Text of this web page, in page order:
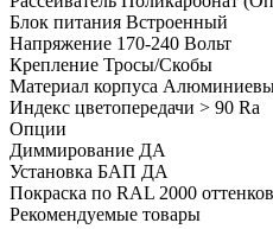
Блок питания Встроенный
Напряжение 170-240 Вольт
Крепление Тросы/Скобы
Материал корпуса
Индекс цветопередачи > 90 Ra
Опции
Диммирование ДА
Установка БАП ДА
Покраска по RAL 2000 оттенков
Рекомендуемые товары